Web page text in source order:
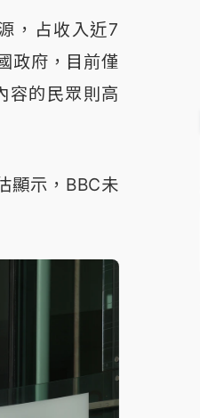
，占收入近7
政府，目前僅
容的民眾則高
顯示，BBC未